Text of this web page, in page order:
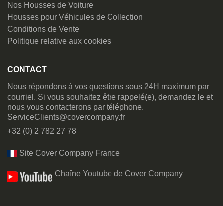
Nos Housses de Voiture
Housses pour Véhicules de Collection
Conditions de Vente
Politique relative aux cookies
CONTACT
Nous répondons à vos questions sous 24H maximum par
courriel. Si vous souhaitez être rappelé(e), demandez le et
nous vous contacterons par téléphone.
ServiceClients@covercompany.fr
+32 (0) 2 782 27 78
Site Cover Company France
Chaîne Youtube de Cover Company